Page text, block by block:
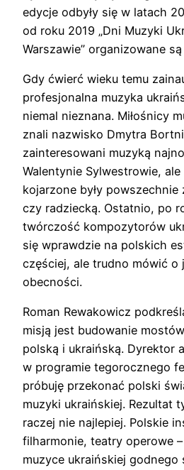
edycje odbyły się w latach
od roku 2019 „Dni Muzyki
Warszawie” organizowane
Gdy ćwierć wieku temu
profesjonalna muzyka
niemal nieznana. Miłośnicy
znali nazwisko Dmytra
zainteresowani muzyką
Walentynie Sylwestrowie,
kojarzone były
czy radziecką. Ostatnio, po
twórczość kompozytorów
się wprawdzie na polskich
częściej, ale trudno mówić o
obecności.
Roman Rewakowicz
misją jest budowanie
polską i ukraińską. Dyrektor
w programie tegorocznego
próbuję przekonać polski
muzyki ukraińskiej. Rezultat
raczej nie najlepiej. Polskie
filharmonie, teatry operowe
muzyce ukraińskiej godnego